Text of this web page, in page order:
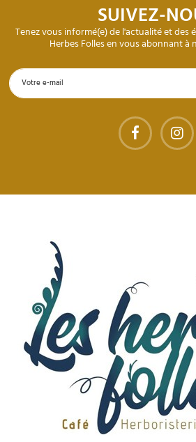
SUIVEZ-
Tenez vous informé(e) de l'actualité et des
Herbes Folles en vous abonnant à